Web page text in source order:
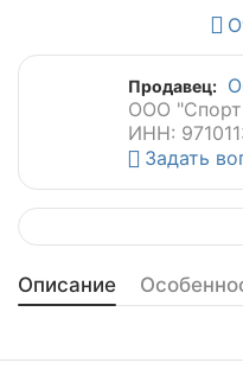
Продавец:
ООО
ИНН:
Задать
Описание